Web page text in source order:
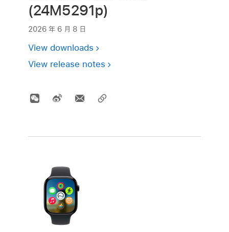
(24M5291p)
2026 年 6 月 8 日
View downloads
View release notes